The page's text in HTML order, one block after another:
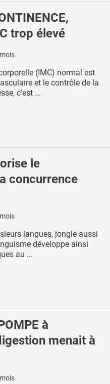
trop élevé
(IMC) normal est
et le contrôle de la
c’est ...
le
concurrence
langues, jongle aussi
développe ainsi
au ...
à
menait à